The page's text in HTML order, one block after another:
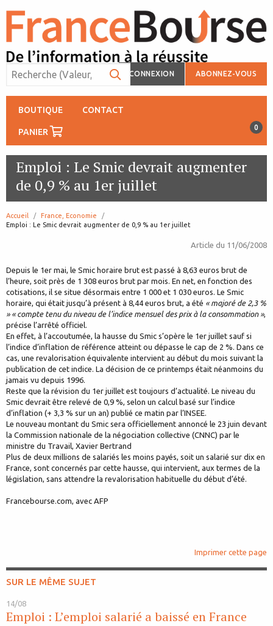
CONNEXION ABONNEZ-VOUS
BOUTIQUE CONTACT
PANIER 0
Emploi : Le Smic devrait augmenter
de 0,9 % au 1er juillet
Accueil
France, Economie
page:
Emploi : Le Smic devrait augmenter de 0,9 % au 1er juillet
Article du 11/06/2008
Depuis le 1er mai, le Smic horaire brut est passé à 8,63 euros brut de
l’heure, soit près de 1 308 euros brut par mois. En net, en fonction des
cotisations, il se situe désormais entre 1 000 et 1 030 euros. Le Smic
horaire, qui était jusqu’à présent à 8,44 euros brut, a été « majoré de 2,3 %
» « compte tenu du niveau de l’indice mensuel des prix à la consommation »,
précise l’arrêté officiel.
En effet, à l’accoutumée, la hausse du Smic s’opère le 1er juillet sauf si
l’indice d’inflation de référence atteint ou dépasse le cap de 2 %. Dans ce
cas, une revalorisation équivalente intervient au début du mois suivant la
publication de cet indice. La décision de ce printemps était néanmoins du
jamais vu depuis 1996.
Reste que la révision du 1er juillet est toujours d’actualité. Le niveau du
Smic devrait être relevé de 0,9 %, selon un calcul basé sur l’indice
d’inflation (+ 3,3 % sur un an) publié ce matin par l’INSEE.
Le nouveau montant du Smic sera officiellement annoncé le 23 juin devant
la Commission nationale de la négociation collective (CNNC) par le
ministre du Travail, Xavier Bertrand
Plus de deux millions de salariés les moins payés, soit un salarié sur dix en
France, sont concernés par cette hausse, qui intervient, aux termes de la
législation, sans attendre la revalorisation habituelle du début d’été.
Francebourse.com, avec AFP
Imprimer cette page
SUR LE MÊME SUJET
14/08
Emploi : L’emploi salarié a baissé en France